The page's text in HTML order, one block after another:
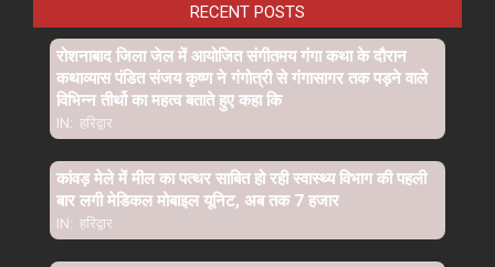
RECENT POSTS
रोशनाबाद जिला जेल में आयोजित संगीतमय गंगा कथा के दौरान
कथाव्यास पंडित संजय कृष्ण ने गंगोत्री से गंगासागर तक पड़ने वाले
विभिन्न तीर्थो का महत्व बताते हुए कहा कि
IN: हरिद्वार
कांवड़ मेले में मील का पत्थर साबित हो रही स्वास्थ्य विभाग की पहली
बार लगी मेडिकल मोबाइल यूनिट, अब तक 7 हजार
IN: हरिद्वार